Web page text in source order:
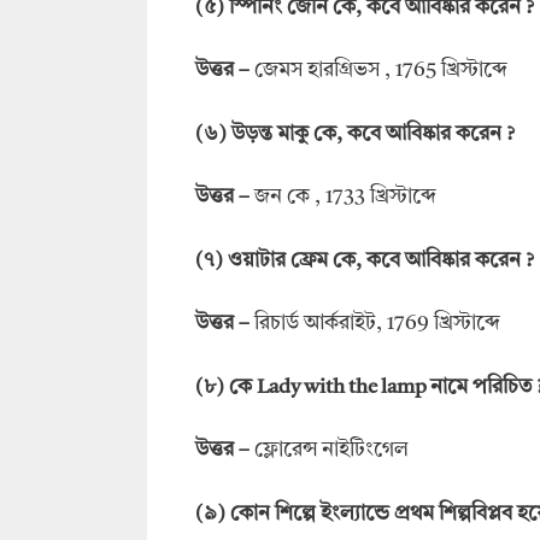
(৫)স্পিনিং জেনি কে,কবে আবিষ্কার করেন?
উত্তর – জেমস হারগ্রিভস , 1765 খ্রিস্টাব্দে
(৬)উড়ন্ত মাকু কে,কবে আবিষ্কার করেন?
উত্তর – জন কে , 1733 খ্রিস্টাব্দে
(৭) ওয়াটার ফ্রেম কে,কবে আবিষ্কার করেন?
উত্তর – রিচার্ড আর্করাইট, 1769 খ্রিস্টাব্দে
(৮) কেLady with the lampনামে পরিচিত
উত্তর – ফ্লোরেন্স নাইটিংগেল
(৯) কোন শিল্পে ইংল্যান্ডে প্রথম শিল্পবিপ্লব